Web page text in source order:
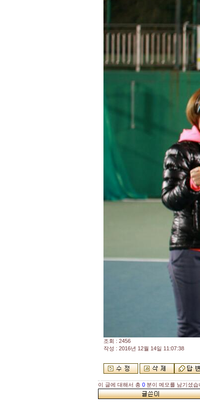
조회 : 2456
작성 : 2016년 12월 14일 11:07:38
이 글에 대해서 총 0 분이 메모를 남기셨습